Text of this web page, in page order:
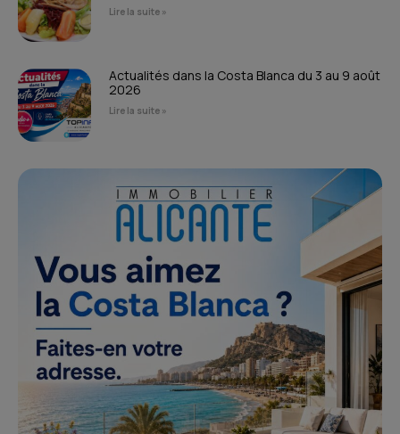
Lire la suite »
Actualités dans la Costa Blanca du 3 au 9 août
2026
Lire la suite »